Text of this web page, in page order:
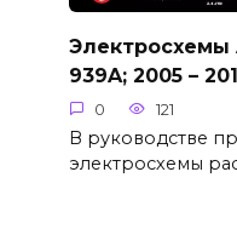
Электросхемы
939A; 2005 –
0 121
В руководстве
электросхемы